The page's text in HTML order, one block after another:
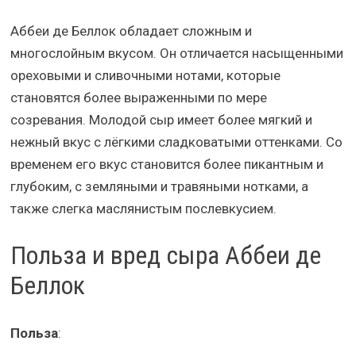
Аббеи де Беллок обладает сложным и
многослойным вкусом. Он отличается насыщенными
ореховыми и сливочными нотами, которые
становятся более выраженными по мере
созревания. Молодой сыр имеет более мягкий и
нежный вкус с лёгкими сладковатыми оттенками. Со
временем его вкус становится более пикантным и
глубоким, с земляными и травяными нотками, а
также слегка маслянистым послевкусием.
Польза и вред сыра Аббеи де
Беллок
Польза: